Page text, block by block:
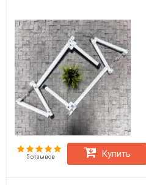
5 отзывов Купить